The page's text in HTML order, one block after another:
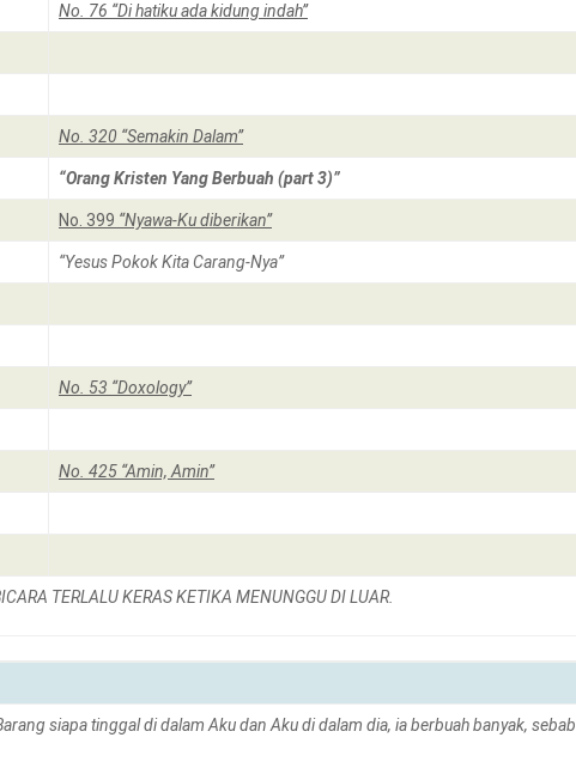
No. 76 “Di hatiku ada kidung indah”
No. 320 “Semakin Dalam”
“Orang Kristen Yang Berbuah (part 3)”
No. 399 “Nyawa-Ku diberikan”
“Yesus Pokok Kita Carang-Nya”
No. 53 “Doxology”
No. 425 “Amin, Amin”
TERLALU KERAS KETIKA MENUNGGU DI LUAR.
siapa tinggal di dalam Aku dan Aku di dalam dia, ia berbuah banyak, sebab